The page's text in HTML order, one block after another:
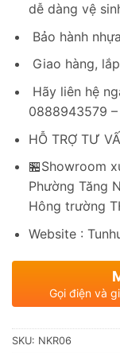
dễ dàng vệ
Bảo hành
Giao hàng,
Hãy liên hệ
0888943579
HỖ TRỢ TƯ
🏪Showroom
Phường Tăng
Hông trường
Website :
Gọi điện và
SKU: NKR06